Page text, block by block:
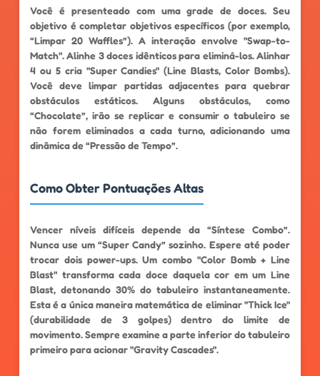
Você é presenteado com uma grade de doces. Seu
objetivo é completar objetivos específicos (por exemplo,
“Limpar 20 Waffles”). A interação envolve "Swap-to-
Match". Alinhe 3 doces idênticos para eliminá-los. Alinhar
4 ou 5 cria "Super Candies" (Line Blasts, Color Bombs).
Você deve limpar partidas adjacentes para quebrar
obstáculos estáticos. Alguns obstáculos, como
“Chocolate”, irão se replicar e consumir o tabuleiro se
não forem eliminados a cada turno, adicionando uma
dinâmica de “Pressão de Tempo”.
Como Obter Pontuações Altas
Vencer níveis difíceis depende da “Síntese Combo”.
Nunca use um “Super Candy” sozinho. Espere até poder
trocar dois power-ups. Um combo "Color Bomb + Line
Blast" transforma cada doce daquela cor em um Line
Blast, detonando 30% do tabuleiro instantaneamente.
Esta é a única maneira matemática de eliminar "Thick Ice"
(durabilidade de 3 golpes) dentro do limite de
movimento. Sempre examine a parte inferior do tabuleiro
primeiro para acionar "Gravity Cascades".